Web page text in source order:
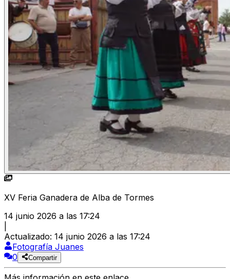
XV Feria Ganadera de Alba de Tormes
14 junio 2026 a las 17:24
Actualizado: 14 junio 2026 a las 17:24
Fotografía Juanes
0
Compartir